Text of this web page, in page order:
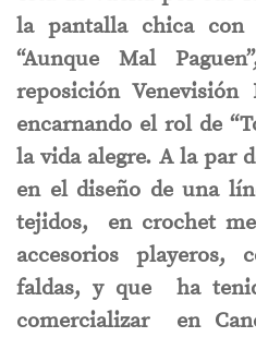
la pantalla chica con
“Aunque Mal
reposición
encarnando el rol de
la vida alegre. A la par
en el diseño de una
tejidos, en crochet
accesorios
faldas, y que ha
comercializar en